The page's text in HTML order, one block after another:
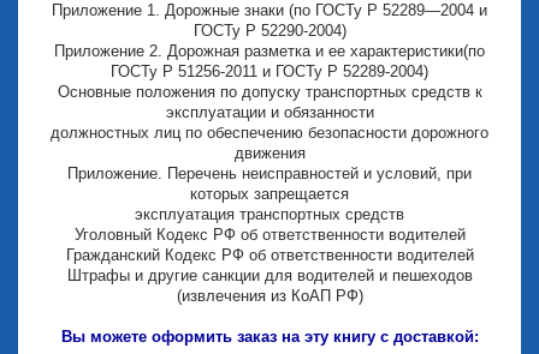
Приложение 1. Дорожные знаки (по ГОСТу Р 52289—2004 и
ГОСТу Р 52290-2004)
Приложение 2. Дорожная разметка и ее характеристики(по
ГОСТу Р 51256-2011 и ГОСТу Р 52289-2004)
Основные положения по допуску транспортных средств к
эксплуатации и обязанности
должностных лиц по обеспечению безопасности дорожного
движения
Приложение. Перечень неисправностей и условий, при
которых запрещается
эксплуатация транспортных средств
Уголовный Кодекс РФ об ответственности водителей
Гражданский Кодекс РФ об ответственности водителей
Штрафы и другие санкции для водителей и пешеходов
(извлечения из КоАП РФ)
Вы можете оформить заказ на эту книгу с доставкой: